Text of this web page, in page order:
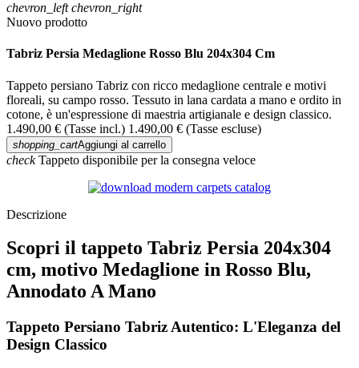
chevron_left chevron_right
Nuovo prodotto
Tabriz Persia Medaglione Rosso Blu 204x304 Cm
Tappeto persiano Tabriz con ricco medaglione centrale e motivi
floreali, su campo rosso. Tessuto in lana cardata a mano e ordito in
cotone, è un'espressione di maestria artigianale e design classico.
1.490,00 € (Tasse incl.) 1.490,00 € (Tasse escluse)
shopping_cartAggiungi al carrello
checkTappeto disponibile per la consegna veloce
Descrizione
Scopri il tappeto Tabriz Persia 204x304
cm, motivo Medaglione in Rosso Blu,
Annodato A Mano
Tappeto Persiano Tabriz Autentico: L'Eleganza del
Design Classico